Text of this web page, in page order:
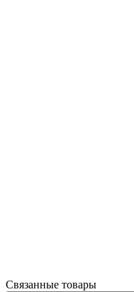
Связанные товары